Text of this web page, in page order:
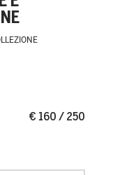
€ 160 / 250